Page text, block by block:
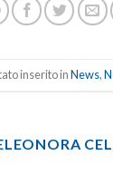
inserito inNews,